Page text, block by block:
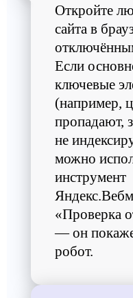
Откройте
сайта в
Если
ключевые
(например,
пропадают,
не
можно
инструмент
«Проверка
— он
робот.